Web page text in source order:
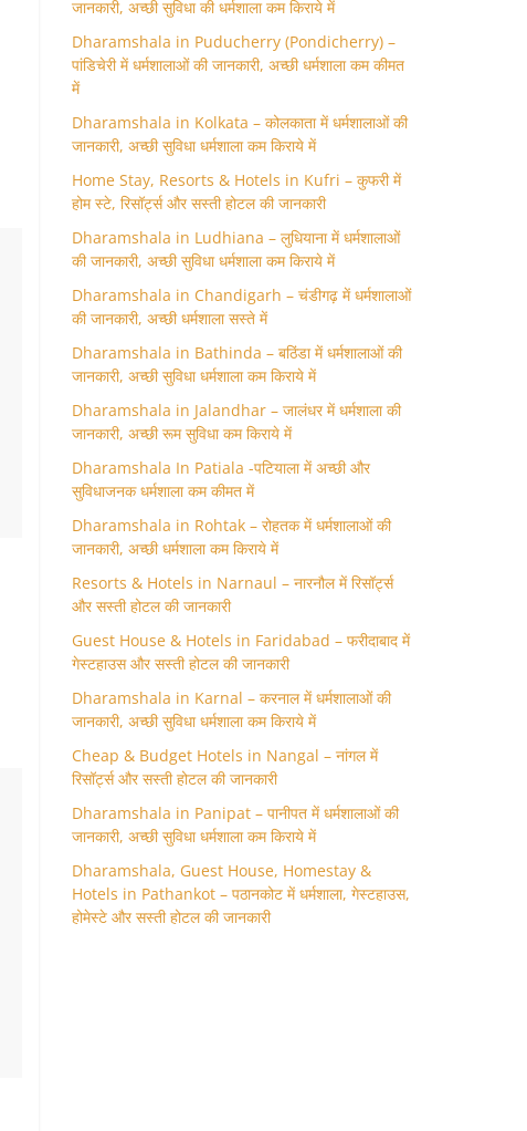
जानकारी, अच्छी सुविधा की धर्मशाला कम किराये में
Dharamshala in Puducherry (Pondicherry) –
पांडिचेरी में धर्मशालाओं की जानकारी, अच्छी धर्मशाला कम कीमत
में
Dharamshala in Kolkata – कोलकाता में धर्मशालाओं की
जानकारी, अच्छी सुविधा धर्मशाला कम किराये में
Home Stay, Resorts & Hotels in Kufri – कुफरी में
होम स्‍टे, रिसॉर्ट्स और सस्ती होटल की जानकारी
Dharamshala in Ludhiana – लुधियाना में धर्मशालाओं
की जानकारी, अच्छी सुविधा धर्मशाला कम किराये में
Dharamshala in Chandigarh – चंडीगढ़ में धर्मशालाओं
की जानकारी, अच्छी धर्मशाला सस्ते में
Dharamshala in Bathinda – बठिंडा में धर्मशालाओं की
जानकारी, अच्छी सुविधा धर्मशाला कम किराये में
Dharamshala in Jalandhar – जालंधर में धर्मशाला की
जानकारी, अच्छी रूम सुविधा कम किराये में
Dharamshala In Patiala -पटियाला में अच्छी और
सुविधाजनक धर्मशाला कम कीमत में
Dharamshala in Rohtak – रोहतक में धर्मशालाओं की
जानकारी, अच्छी धर्मशाला कम किराये में
Resorts & Hotels in Narnaul – नारनौल में रिसॉर्ट्स
और सस्ती होटल की जानकारी
Guest House & Hotels in Faridabad – फरीदाबाद में
गेस्टहाउस और सस्ती होटल की जानकारी
Dharamshala in Karnal – करनाल में धर्मशालाओं की
जानकारी, अच्छी सुविधा धर्मशाला कम किराये में
Cheap & Budget Hotels in Nangal – नांगल में
रिसॉर्ट्स और सस्ती होटल की जानकारी
Dharamshala in Panipat – पानीपत में धर्मशालाओं की
जानकारी, अच्छी सुविधा धर्मशाला कम किराये में
Dharamshala, Guest House, Homestay &
Hotels in Pathankot – पठानकोट में धर्मशाला, गेस्टहाउस,
होमेस्टे और सस्ती होटल की जानकारी